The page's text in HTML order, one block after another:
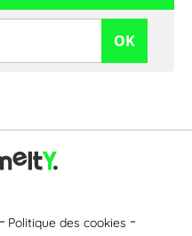
OK
Politique des cookies